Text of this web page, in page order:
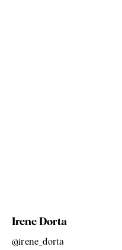
Irene Dorta
@irene_dorta